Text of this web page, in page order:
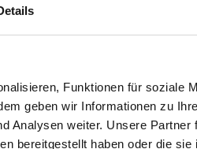
Funktionen für soziale
geben wir Informationen zu
Analysen weiter. Unsere Partner
bereitgestellt haben oder die
Tipps und News!